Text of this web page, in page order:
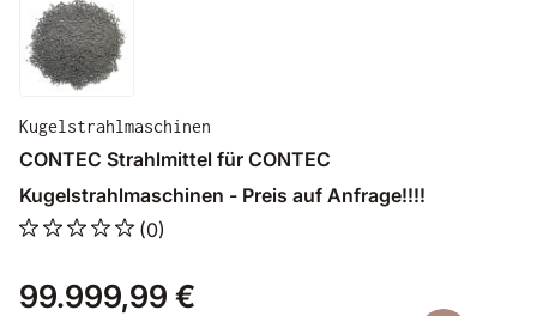
Kugelstrahlmaschinen
CONTEC Strahlmittel für CONTEC
Kugelstrahlmaschinen - Preis auf Anfrage!!!!
(0)
99.999,99 €